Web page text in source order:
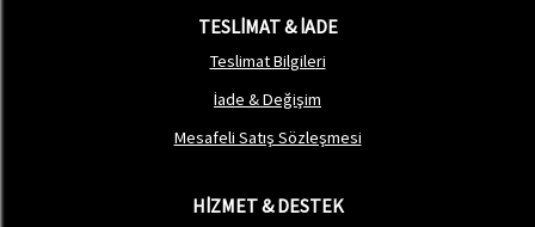
TESLİMAT & İADE
Teslimat Bilgileri
İade & Değişim
Mesafeli Satış Sözleşmesi
HİZMET & DESTEK